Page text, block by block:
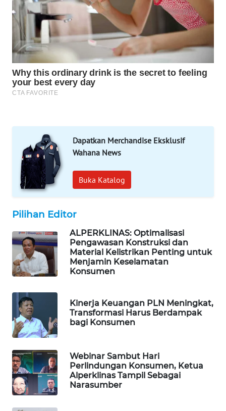
Dapatkan Merchandise Eksklusif
Wahana News
Buka Katalog
Pilihan Editor
ALPERKLINAS: Optimalisasi
Pengawasan Konstruksi dan
Material Kelistrikan Penting untuk
Menjamin Keselamatan
Konsumen
Kinerja Keuangan PLN Meningkat,
Transformasi Harus Berdampak
bagi Konsumen
Webinar Sambut Hari
Perlindungan Konsumen, Ketua
Alperklinas Tampil Sebagai
Narasumber
PORTAL
KONSUMEN
FORWAMKI
ALPERKLINAS
FORJASIDA
NEWS
SITUNGIR
NEWS
SIDIKALANG
SIBARAGAS
NEWS
METRO
NEWS
METRO
MEDAN
METRO
JAKARTA
NEWS